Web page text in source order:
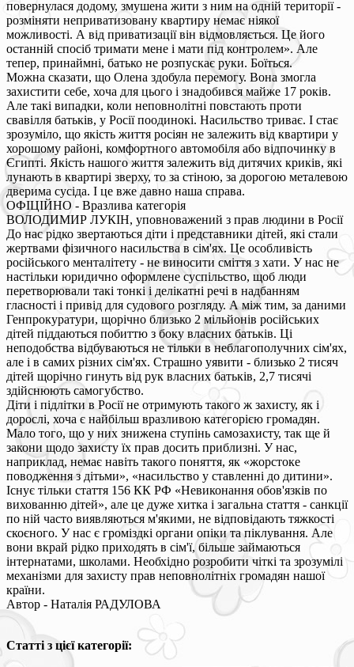
повернулася додому, змушена жити з ним на одній території -
розміняти неприватизовану квартиру немає ніякої
можливості. А від приватизації він відмовляється. Це його
останній спосіб тримати мене і мати під контролем». Але
тепер, принаймні, батько не розпускає руки. Боїться.
Можна сказати, що Олена здобула перемогу. Вона змогла
захистити себе, хоча для цього і знадобився майже 17 років.
Але такі випадки, коли неповнолітні повстають проти
свавілля батьків, у Росії поодинокі. Насильство триває. І стає
зрозуміло, що якість життя росіян не залежить від квартири у
хорошому районі, комфортного автомобіля або відпочинку в
Єгипті. Якість нашого життя залежить від дитячих криків, які
лунають в квартирі зверху, то за стіною, за дорогою металевою
дверима сусіда. І це вже давно наша справа.
ОФІЦІЙНО - Вразлива категорія
ВОЛОДИМИР ЛУКІН, уповноважений з прав людини в Росії
До нас рідко звертаються діти і представники дітей, які стали
жертвами фізичного насильства в сім'ях. Це особливість
російського менталітету - не виносити сміття з хати. У нас не
настільки юридично оформлене суспільство, щоб люди
перетворювали такі тонкі і делікатні речі в надбанням
гласності і привід для судового розгляду. А між тим, за даними
Генпрокуратури, щорічно близько 2 мільйонів російських
дітей піддаються побиттю з боку власних батьків. Ці
неподобства відбуваються не тільки в неблагополучних сім'ях,
але і в самих різних сім'ях. Страшно уявити - близько 2 тисяч
дітей щорічно гинуть від рук власних батьків, 2,7 тисячі
здійснюють самогубство.
Діти і підлітки в Росії не отримують такого ж захисту, як і
дорослі, хоча є найбільш вразливою категорією громадян.
Мало того, що у них знижена ступінь самозахисту, так ще й
закони щодо захисту їх прав досить приблизні. У нас,
наприклад, немає навіть такого поняття, як «жорстоке
поводження з дітьми», «насильство у ставленні до дитини».
Існує тільки стаття 156 КК РФ «Невиконання обов'язків по
вихованню дітей», але це дуже хитка і загальна стаття - санкції
по ній часто виявляються м'якими, не відповідають тяжкості
скоєного. У нас є громіздкі органи опіки та піклування. Але
вони вкрай рідко приходять в сім'ї, більше займаються
інтернатами, школами. Необхідно розробити чіткі та зрозумілі
механізми для захисту прав неповнолітніх громадян нашої
країни.
Автор - Наталія РАДУЛОВА
Статті з цієї категорії: